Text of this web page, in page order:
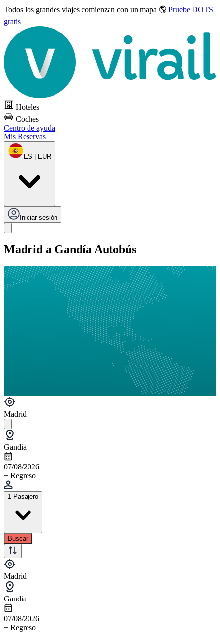
Todos los grandes viajes comienzan con un mapa 🌎 Pruebe DOTS
gratis
Hoteles
Coches
Centro de ayuda
Mis Reservas
ES | EUR
Iniciar sesión
Madrid a Gandía Autobús
Madrid
Gandia
07/08/2026
+ Regreso
1 Pasajero
Buscar
Madrid
Gandia
07/08/2026
+ Regreso